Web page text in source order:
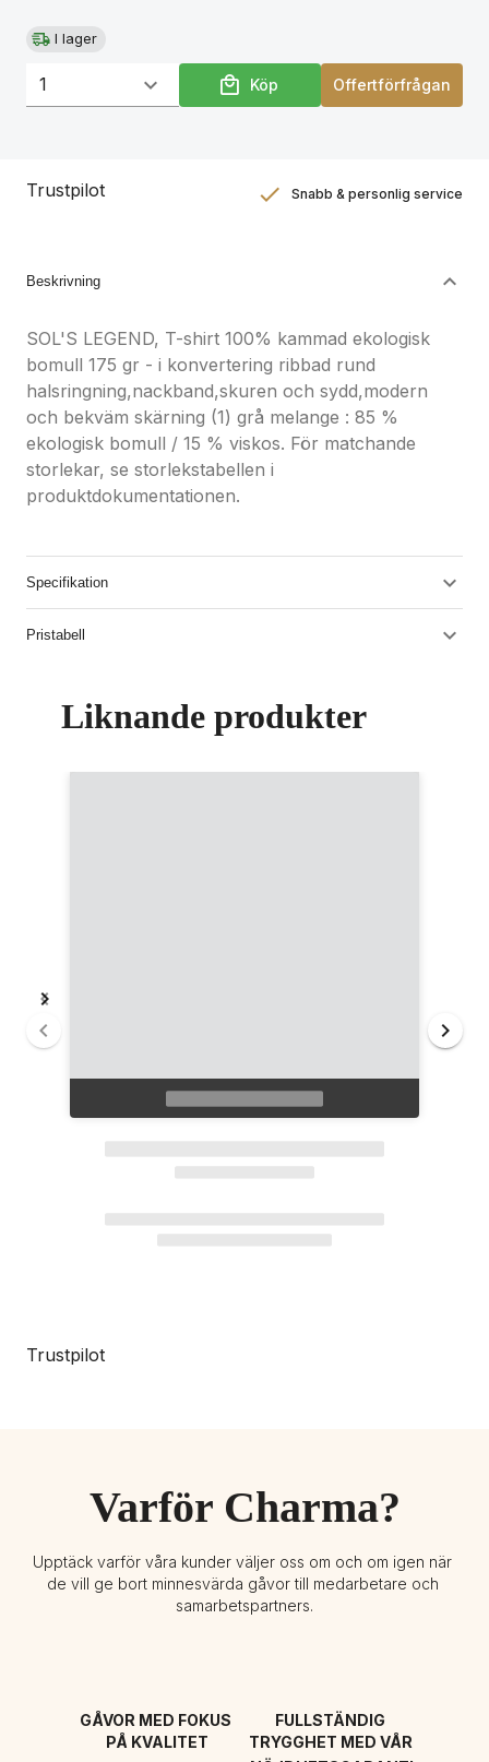
I lager
Köp Offertförfrågan
Trustpilot Snabb & personlig service
Beskrivning
SOL'S LEGEND, T-shirt 100% kammad ekologisk
bomull 175 gr - i konvertering ribbad rund
halsringning,nackband,skuren och sydd,modern
och bekväm skärning (1) grå melange : 85 %
ekologisk bomull / 15 % viskos. För matchande
storlekar, se storlekstabellen i
produktdokumentationen.
Specifikation
Pristabell
Liknande produkter
Trustpilot
Varför Charma?
Upptäck varför våra kunder väljer oss om och om igen när
de vill ge bort minnesvärda gåvor till medarbetare och
samarbetspartners.
GÅVOR MED FOKUS
PÅ KVALITET
FULLSTÄNDIG
TRYGGHET MED VÅR